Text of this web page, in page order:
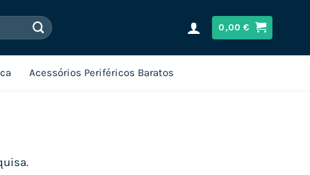
0,00€
Acessórios Periféricos Baratos